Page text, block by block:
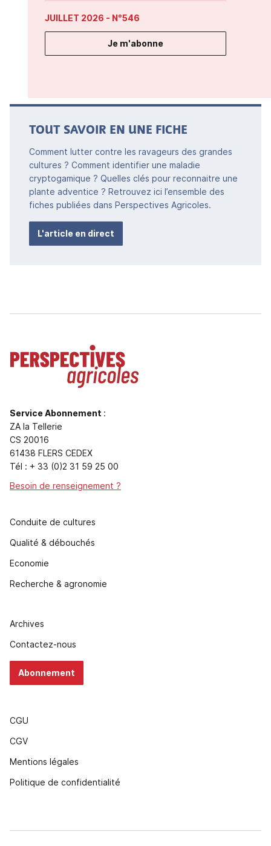
JUILLET 2026 - N°546
Je m'abonne
TOUT SAVOIR EN UNE FICHE
Comment lutter contre les ravageurs des grandes
cultures ? Comment identifier une maladie
cryptogamique ? Quelles clés pour reconnaitre une
plante adventice ? Retrouvez ici l’ensemble des
fiches publiées dans Perspectives Agricoles.
L'article en direct
Service Abonnement :
ZA la Tellerie
CS 20016
61438 FLERS CEDEX
Tél : + 33 (0)2 31 59 25 00
Besoin de renseignement ?
Conduite de cultures
Qualité & débouchés
Economie
Recherche & agronomie
Archives
Contactez-nous
Abonnement
CGU
CGV
Mentions légales
Politique de confidentialité